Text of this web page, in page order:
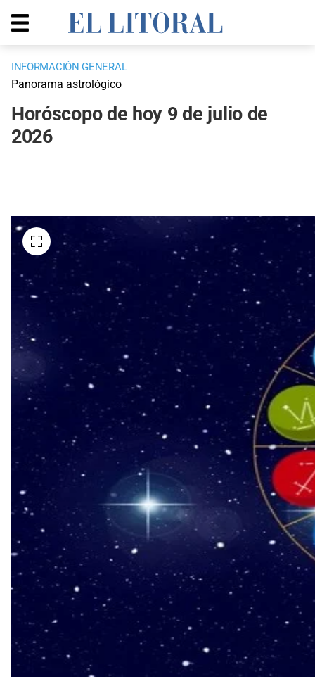
INFORMACIÓN GENERAL
Panorama astrológico
Horóscopo de hoy 9 de julio de
2026